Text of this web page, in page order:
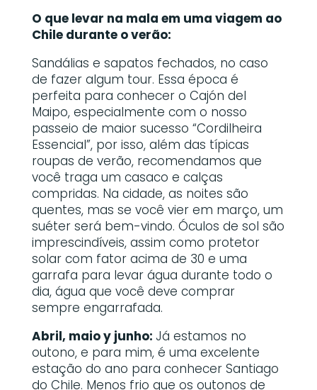
O que levar na mala em uma viagem ao
Chile durante o verão:
Sandálias e sapatos fechados, no caso
de fazer algum tour. Essa época é
perfeita para conhecer o Cajón del
Maipo, especialmente com o nosso
passeio de maior sucesso “Cordilheira
Essencial”, por isso, além das típicas
roupas de verão, recomendamos que
você traga um casaco e calças
compridas. Na cidade, as noites são
quentes, mas se você vier em março, um
suéter será bem-vindo. Óculos de sol são
imprescindíveis, assim como protetor
solar com fator acima de 30 e uma
garrafa para levar água durante todo o
dia, água que você deve comprar
sempre engarrafada.
Abril, maio y junho: Já estamos no
outono, e para mim, é uma excelente
estação do ano para conhecer Santiago
do Chile. Menos frio que os outonos de